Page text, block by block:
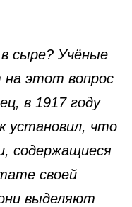
сыре? Учёные
этот вопрос
в 1917 году
установил, что
содержащиеся
своей
выделяют